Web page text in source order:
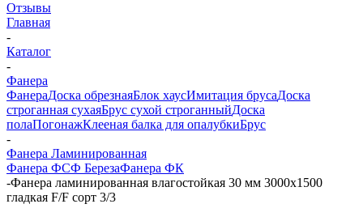
Отзывы
Главная
-
Каталог
-
Фанера
ФанераДоска обрезнаяБлок хаусИмитация брусаДоска
строганная сухаяБрус сухой строганныйДоска
полаПогонажКлееная балка для опалубкиБрус
-
Фанера Ламинированная
Фанера ФСФ БерезаФанера ФК
-Фанера ламинированная влагостойкая 30 мм 3000х1500
гладкая F/F сорт 3/3